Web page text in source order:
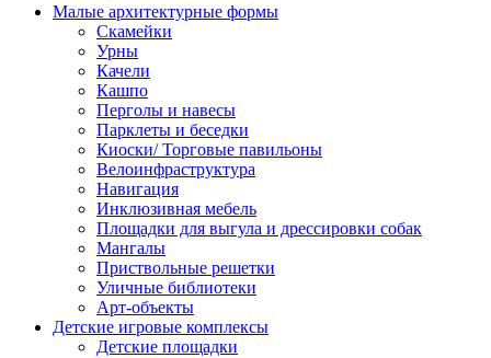
Малые архитектурные формы
Скамейки
Урны
Качели
Кашпо
Перголы и навесы
Парклеты и беседки
Киоски/ Торговые павильоны
Велоинфраструктура
Навигация
Инклюзивная мебель
Площадки для выгула и дрессировки собак
Мангалы
Приствольные решетки
Уличные библиотеки
Арт-объекты
Детские игровые комплексы
Детские площадки